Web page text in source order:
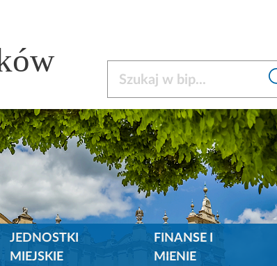
JEDNOSTKI
MIEJSKIE
FINANSE I
MIENIE